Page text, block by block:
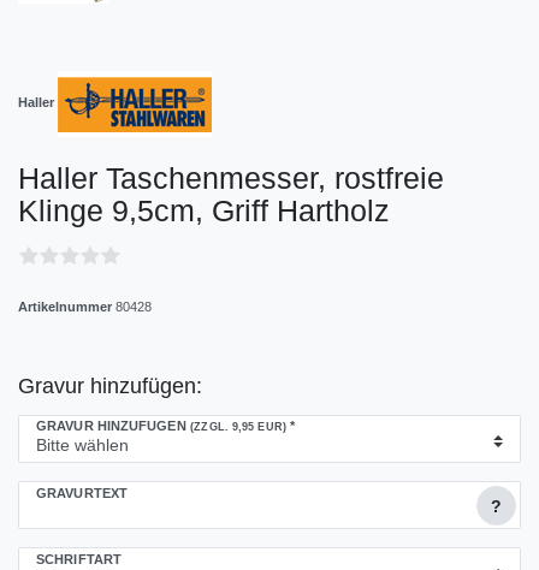
Haller
Haller Taschenmesser, rostfreie
Klinge 9,5cm, Griff Hartholz
Artikelnummer 80428
Gravur hinzufügen:
GRAVUR HINZUFÜGEN (ZZGL. 9,95 EUR) *
GRAVURTEXT
?
SCHRIFTART